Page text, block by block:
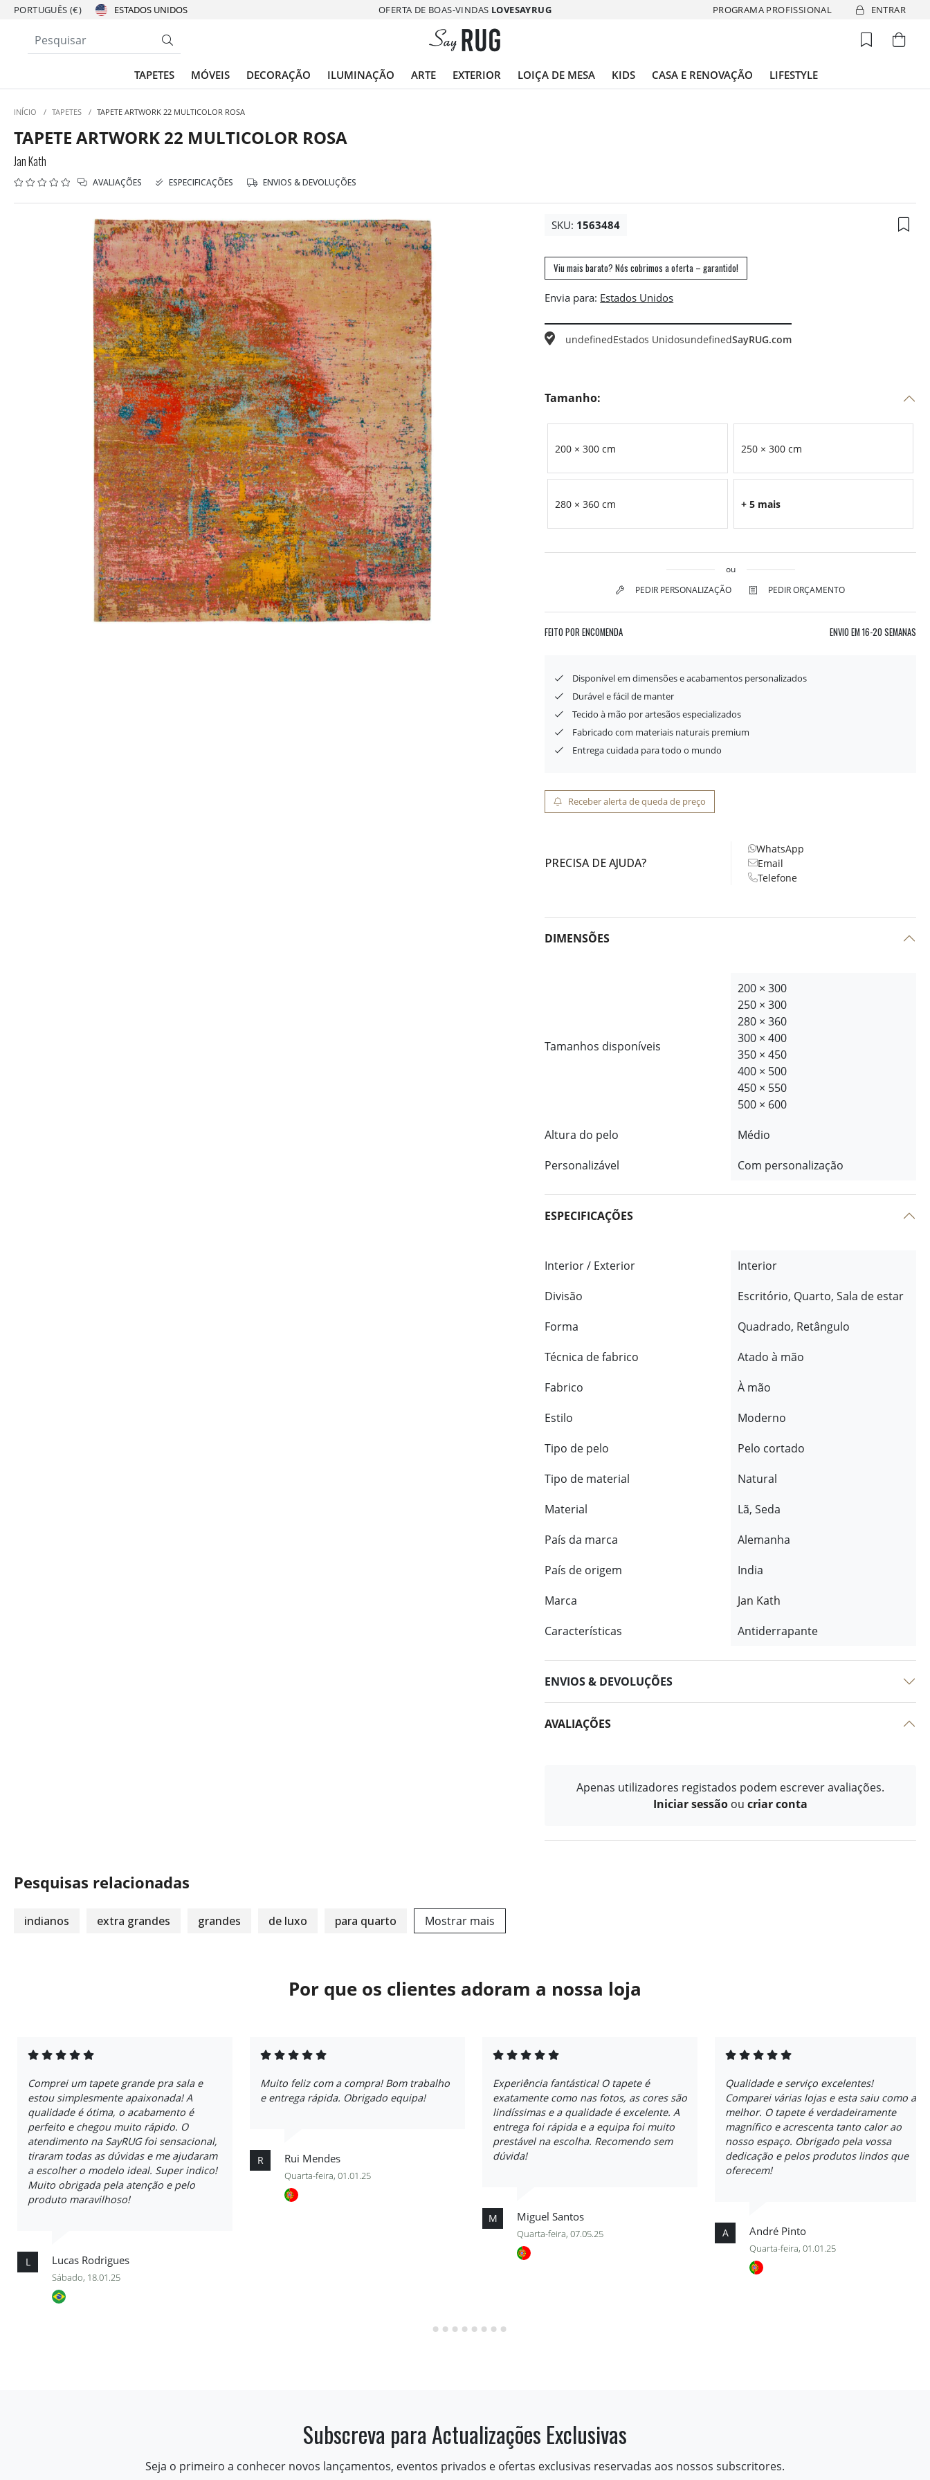
PORTUGUÊS (€) OFERTA DE BOAS-VINDAS LOVESAYRUG PROGRAMA PROFISSIONAL ENTRAR
TAPETES MÓVEIS DECORAÇÃO ILUMINAÇÃO ARTE EXTERIOR LOIÇA DE MESA KIDS CASA E RENOVAÇÃO LIFESTYLE
INÍCIO / TAPETES / TAPETE ARTWORK 22 MULTICOLOR ROSA
TAPETE ARTWORK 22 MULTICOLOR ROSA
Jan Kath
AVALIAÇÕES ESPECIFICAÇÕES ENVIOS & DEVOLUÇÕES
SKU: 1563484
Viu mais barato? Nós cobrimos a oferta – garantido!
Envia para:
undefinedEstados UnidosundefinedSayRUG.com
Tamanho:
200 × 300 cm 250 × 300 cm
280 × 360 cm + 5 mais
ou
PEDIR PERSONALIZAÇÃO
PEDIR ORÇAMENTO
FEITO POR ENCOMENDA ENVIO EM 16-20 SEMANAS
Disponível em dimensões e acabamentos personalizados
Durável e fácil de manter
Tecido à mão por artesãos especializados
Fabricado com materiais naturais premium
Entrega cuidada para todo o mundo
Receber alerta de queda de preço
PRECISA DE AJUDA?
WhatsApp
Email
Telefone
DIMENSÕES
Tamanhos disponíveis
200 × 300
250 × 300
280 × 360
300 × 400
350 × 450
400 × 500
450 × 550
500 × 600
Altura do pelo
Médio
Personalizável
Com personalização
ESPECIFICAÇÕES
Interior / Exterior
Interior
Divisão
Escritório, Quarto, Sala de estar
Forma
Quadrado, Retângulo
Técnica de fabrico
Atado à mão
Fabrico
À mão
Estilo
Moderno
Tipo de pelo
Pelo cortado
Tipo de material
Natural
Material
Lã, Seda
País da marca
Alemanha
País de origem
India
Marca
Jan Kath
Características
Antiderrapante
ENVIOS & DEVOLUÇÕES
AVALIAÇÕES
Apenas utilizadores registados podem escrever avaliações.
Iniciar sessão ou criar conta
Pesquisas relacionadas
indianos extra grandes grandes de luxo para quarto Mostrar mais
Por que os clientes adoram a nossa loja
Comprei um tapete grande pra sala e
estou simplesmente apaixonada! A
qualidade é ótima, o acabamento é
perfeito e chegou muito rápido. O
atendimento na SayRUG foi sensacional,
tiraram todas as dúvidas e me ajudaram
a escolher o modelo ideal. Super indico!
Muito obrigada pela atenção e pelo
produto maravilhoso!
L Lucas Rodrigues
Sábado, 18.01.25
Muito feliz com a compra! Bom trabalho
e entrega rápida. Obrigado equipa!
R Rui Mendes
Quarta-feira, 01.01.25
Experiência fantástica! O tapete é
exatamente como nas fotos, as cores são
lindíssimas e a qualidade é excelente. A
entrega foi rápida e a equipa foi muito
prestável na escolha. Recomendo sem
dúvida!
M Miguel Santos
Quarta-feira, 07.05.25
Qualidade e serviço excelentes!
Comparei várias lojas e esta saiu como a
melhor. O tapete é verdadeiramente
magnífico e acrescenta tanto calor ao
nosso espaço. Obrigado pela vossa
dedicação e pelos produtos lindos que
oferecem!
A André Pinto
Quarta-feira, 01.01.25
Subscreva para Actualizações Exclusivas
Seja o primeiro a conhecer novos lançamentos, eventos privados e ofertas exclusivas reservadas aos nossos subscritores.